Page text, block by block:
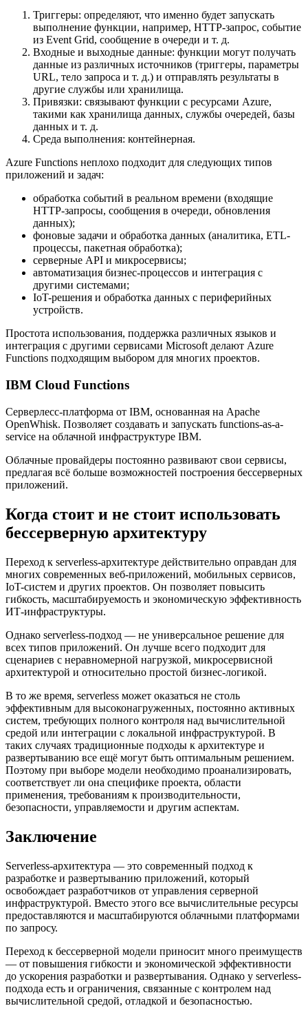
Триггеры: определяют, что именно будет запускать
выполнение функции, например, HTTP-запрос, событие
из Event Grid, сообщение в очереди и т. д.
Входные и выходные данные: функции могут получать
данные из различных источников (триггеры, параметры
URL, тело запроса и т. д.) и отправлять результаты в
другие службы или хранилища.
Привязки: связывают функции с ресурсами Azure,
такими как хранилища данных, службы очередей, базы
данных и т. д.
Среда выполнения: контейнерная.
Azure Functions неплохо подходит для следующих типов
приложений и задач:
обработка событий в реальном времени (входящие
HTTP-запросы, сообщения в очереди, обновления
данных);
фоновые задачи и обработка данных (аналитика, ETL-
процессы, пакетная обработка);
серверные API и микросервисы;
автоматизация бизнес-процессов и интеграция с
другими системами;
IoT-решения и обработка данных с периферийных
устройств.
Простота использования, поддержка различных языков и
интеграция с другими сервисами Microsoft делают Azure
Functions подходящим выбором для многих проектов.
IBM Cloud Functions
Серверлесс-платформа от IBM, основанная на Apache
OpenWhisk. Позволяет создавать и запускать functions-as-a-
service на облачной инфраструктуре IBM.
Облачные провайдеры постоянно развивают свои сервисы,
предлагая всё больше возможностей построения бессерверных
приложений.
Когда стоит и не стоит использовать
бессерверную архитектуру
Переход к serverless-архитектуре действительно оправдан для
многих современных веб-приложений, мобильных сервисов,
IoT-систем и других проектов. Он позволяет повысить
гибкость, масштабируемость и экономическую эффективность
ИТ-инфраструктуры.
Однако serverless-подход — не универсальное решение для
всех типов приложений. Он лучше всего подходит для
сценариев с неравномерной нагрузкой, микросервисной
архитектурой и относительно простой бизнес-логикой.
В то же время, serverless может оказаться не столь
эффективным для высоконагруженных, постоянно активных
систем, требующих полного контроля над вычислительной
средой или интеграции с локальной инфраструктурой. В
таких случаях традиционные подходы к архитектуре и
развертыванию все ещё могут быть оптимальным решением.
Поэтому при выборе модели необходимо проанализировать,
соответствует ли она специфике проекта, области
применения, требованиям к производительности,
безопасности, управляемости и другим аспектам.
Заключение
Serverless-архитектура — это современный подход к
разработке и развертыванию приложений, который
освобождает разработчиков от управления серверной
инфраструктурой. Вместо этого все вычислительные ресурсы
предоставляются и масштабируются облачными платформами
по запросу.
Переход к бессерверной модели приносит много преимуществ
— от повышения гибкости и экономической эффективности
до ускорения разработки и развертывания. Однако у serverless-
подхода есть и ограничения, связанные с контролем над
вычислительной средой, отладкой и безопасностью.